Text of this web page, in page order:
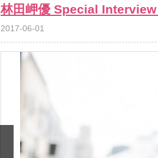
林田岬優 Special Interview
2017-06-01